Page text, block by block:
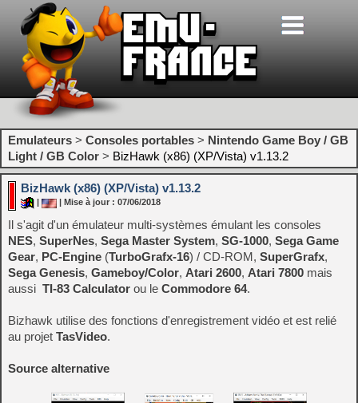
Emulateurs > Consoles portables > Nintendo Game Boy / GB
Light / GB Color > BizHawk (x86) (XP/Vista) v1.13.2
BizHawk (x86) (XP/Vista) v1.13.2
| Mise à jour : 07/06/2018
Il s'agit d'un émulateur multi-systèmes émulant les consoles
NES, SuperNes, Sega Master System, SG-1000, Sega Game
Gear, PC-Engine (TurboGrafx-16) / CD-ROM, SuperGrafx,
Sega Genesis, Gameboy/Color, Atari 2600, Atari 7800 mais
aussi TI-83 Calculator ou le Commodore 64.
Bizhawk utilise des fonctions d'enregistrement vidéo et est relié
au projet TasVideo.
Source alternative